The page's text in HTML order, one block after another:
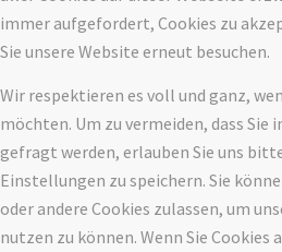
immer aufgefordert, Cookies zu
Sie unsere Website erneut besuchen.
Wir respektieren es voll und ganz,
möchten. Um zu vermeiden, dass Sie
gefragt werden, erlauben Sie uns
Einstellungen zu speichern. Sie
oder andere Cookies zulassen, um
nutzen zu können. Wenn Sie Cookies